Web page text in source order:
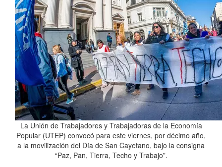
La Unión de Trabajadores y Trabajadoras de la Economía
Popular (UTEP) convocó para este viernes, por décimo año,
a la movilización del Día de San Cayetano, bajo la consigna
“Paz, Pan, Tierra, Techo y Trabajo”.